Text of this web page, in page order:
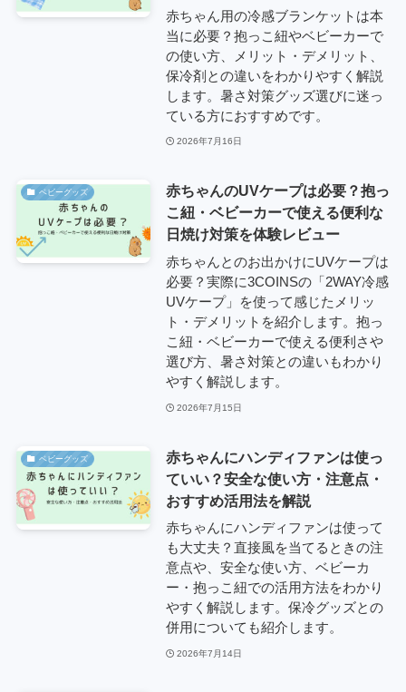
赤ちゃん用の冷感ブランケットは本
当に必要？抱っこ紐やベビーカーで
の使い方、メリット・デメリット、
保冷剤との違いをわかりやすく解説
します。暑さ対策グッズ選びに迷っ
ている方におすすめです。
2026年7月16日
ベビーグッズ
赤ちゃんのUVケープは必要？抱っ
こ紐・ベビーカーで使える便利な
日焼け対策を体験レビュー
赤ちゃんとのお出かけにUVケープは
必要？実際に3COINSの「2WAY冷感
UVケープ」を使って感じたメリッ
ト・デメリットを紹介します。抱っ
こ紐・ベビーカーで使える便利さや
選び方、暑さ対策との違いもわかり
やすく解説します。
2026年7月15日
ベビーグッズ
赤ちゃんにハンディファンは使っ
ていい？安全な使い方・注意点・
おすすめ活用法を解説
赤ちゃんにハンディファンは使って
も大丈夫？直接風を当てるときの注
意点や、安全な使い方、ベビーカ
ー・抱っこ紐での活用方法をわかり
やすく解説します。保冷グッズとの
併用についても紹介します。
2026年7月14日